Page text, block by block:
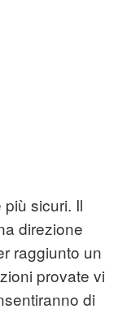
sicuri. Il
direzione
raggiunto un
provate vi
di